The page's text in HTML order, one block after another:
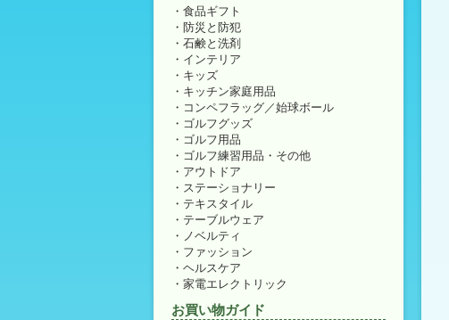
食品ギフト
防災と防犯
石鹸と洗剤
インテリア
キッズ
キッチン家庭用品
コンペフラッグ／始球ボール
ゴルフグッズ
ゴルフ用品
ゴルフ練習用品・その他
アウトドア
ステーショナリー
テキスタイル
テーブルウェア
ノベルティ
ファッション
ヘルスケア
家電エレクトリック
お買い物ガイド